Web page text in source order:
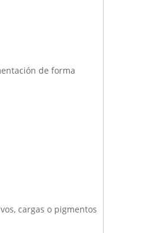
de forma
cargas o pigmentos